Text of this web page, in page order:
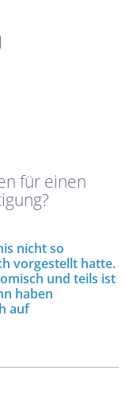
für einen
nicht so
vorgestellt hatte.
und teils ist
haben
auf